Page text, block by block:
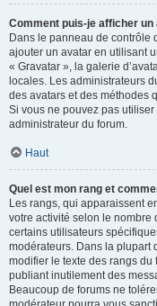
Comment puis-je afficher un
Dans le panneau de contrôle
ajouter un avatar en utilisant
« Gravatar », la galerie
locales. Les administrateurs
des avatars et des méthodes
Si vous ne pouvez pas
administrateur du forum.
Haut
Quel est mon rang et
Les rangs, qui apparaissent
votre activité selon le
certains utilisateurs
modérateurs. Dans la plupart
modifier le texte des rangs du
publiant inutilement des
Beaucoup de forums ne